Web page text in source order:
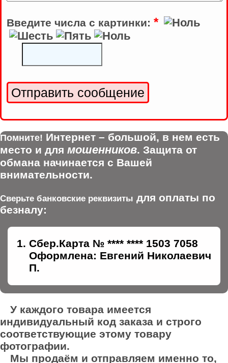
Введите числа с картинки: *
Помните! Интернет – большой, в нем есть
место и для мошенников. Защита от
обмана начинается с Вашей
внимательности.
Сверьте банковские реквизиты для оплаты по
безналу:
Сбер.Карта № **** **** 1503 7058
Оформлена: Евгений Николаевич
П.
У каждого товара имеется
индивидуальный код заказа и строго
соответствующие этому товару
фотографии.
Мы продаём и отправляем именно то,